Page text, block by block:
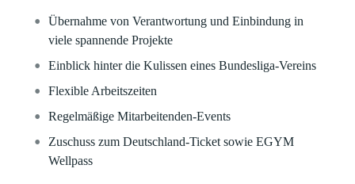
Übernahme von Verantwortung und Einbindung in
viele spannende Projekte
Einblick hinter die Kulissen eines Bundesliga-Vereins
Flexible Arbeitszeiten
Regelmäßige Mitarbeitenden-Events
Zuschuss zum Deutschland-Ticket sowie EGYM
Wellpass